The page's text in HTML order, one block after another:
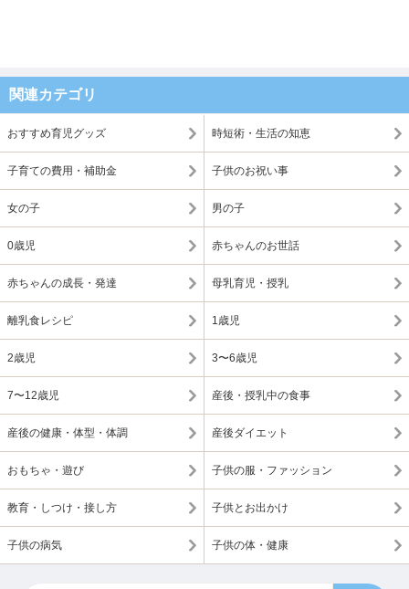
関連カテゴリ
おすすめ育児グッズ 時短術・生活の知恵
子育ての費用・補助金 子供のお祝い事
女の子 男の子
0歳児 赤ちゃんのお世話
赤ちゃんの成長・発達 母乳育児・授乳
離乳食レシピ 1歳児
2歳児 3〜6歳児
7〜12歳児 産後・授乳中の食事
産後の健康・体型・体調 産後ダイエット
おもちゃ・遊び 子供の服・ファッション
教育・しつけ・接し方 子供とお出かけ
子供の病気 子供の体・健康